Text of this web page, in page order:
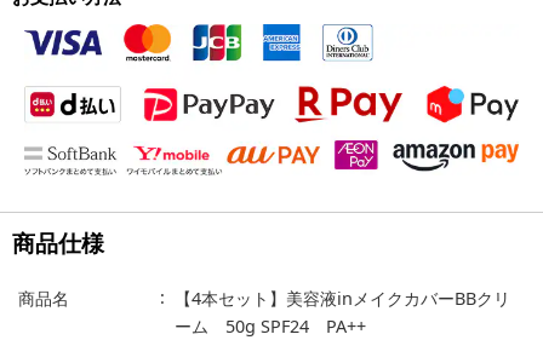
商品仕様
商品名
【4本セット】美容液inメイクカバーBBクリ
ーム 50g SPF24 PA++